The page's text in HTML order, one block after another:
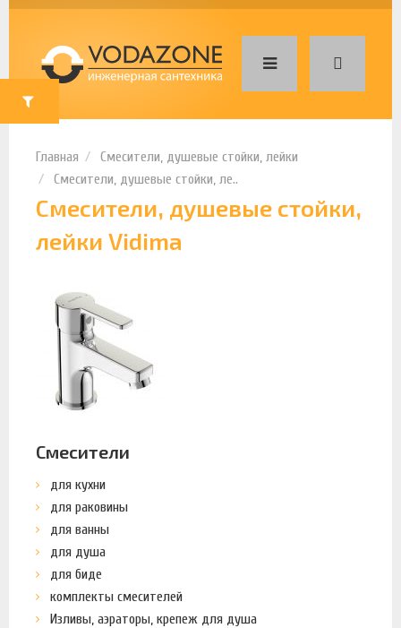
Смесители, душевые стойки, лейки
Смесители, душевые стойки, ле..
Смесители, душевые стойки,
лейки Vidima
Смесители
для кухни
для раковины
для ванны
для душа
для биде
комплекты смесителей
Изливы, аэраторы, крепеж для душа